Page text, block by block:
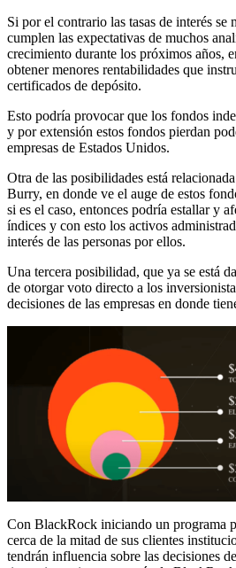
Si por el contrario las tasas de interés se
cumplen las expectativas de muchos
crecimiento durante los próximos años,
obtener menores rentabilidades que
certificados de depósito.
Esto podría provocar que los fondos
y por extensión estos fondos pierdan
empresas de Estados Unidos.
Otra de las posibilidades está
Burry, en donde ve el auge de estos
si es el caso, entonces podría estallar y
índices y con esto los activos
interés de las personas por ellos.
Una tercera posibilidad, que ya se está
de otorgar voto directo a los
decisiones de las empresas en donde
Con BlackRock iniciando un programa
cerca de la mitad de sus clientes
tendrán influencia sobre las decisiones